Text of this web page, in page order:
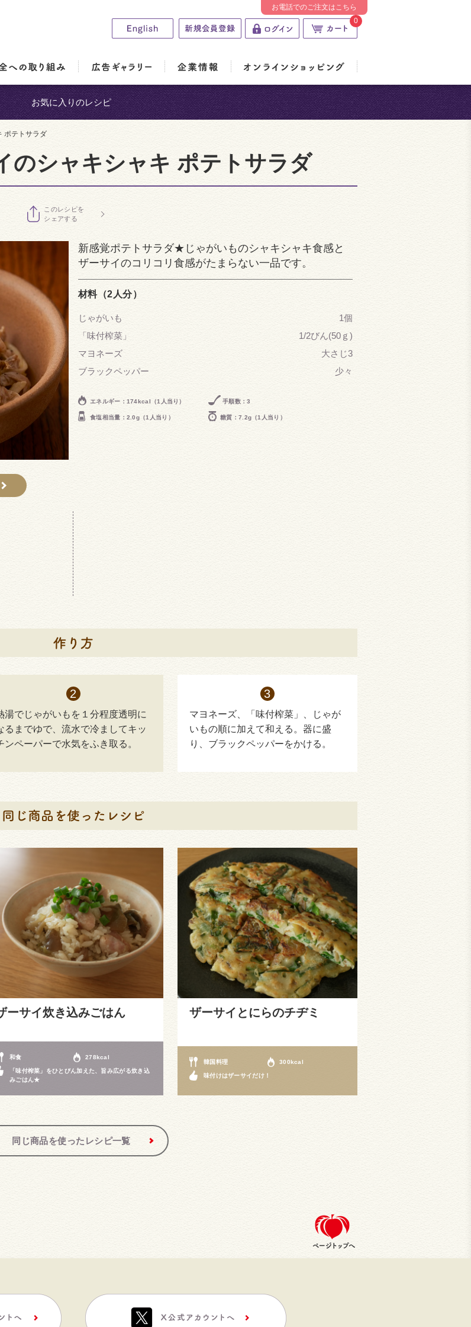
0
お電話でのご注文はこちら
お気に入りのレシピ
ポテトサラダ
のシャキシャキ ポテトサラダ
このレシピを
シェアする
新感覚ポテトサラダ★じゃがいものシャキシャキ食感と
ザーサイのコリコリ食感がたまらない一品です。
材料（2人分）
じゃがいも
1個
「味付榨菜」
1/2びん(50ｇ)
マヨネーズ
大さじ3
ブラックペッパー
少々
エネルギー：174kcal（1人当り） 手順数：3
食塩相当量：2.0g（1人当り） 糖質：7.2g（1人当り）
湯でじゃがいもを１分程度透明に
るまでゆで、流水で冷ましてキッ
ンペーパーで水気をふき取る。
マヨネーズ、「味付榨菜」、じゃが
いもの順に加えて和える。器に盛
り、ブラックペッパーをかける。
ーサイ炊き込みごはん
和食 278kcal
「味付榨菜」をひとびん加えた、旨み広がる炊き込
みごはん★
ザーサイとにらのチヂミ
韓国料理 300kcal
味付けはザーサイだけ！
同じ商品を使ったレシピ一覧